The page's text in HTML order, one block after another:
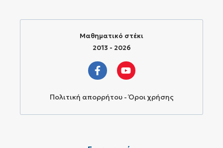
Μαθηματικό στέκι
2013 - 2026
Πολιτική απορρήτου - Όροι χρήσης